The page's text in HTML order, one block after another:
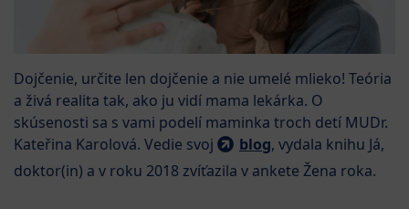
Dojčenie, určite len dojčenie a nie umelé mlieko! Teória
a živá realita tak, ako ju vidí mama lekárka. O
skúsenosti sa s vami podelí maminka troch detí MUDr.
Kateřina Karolová. Vedie svoj
blog, vydala knihu Já,
doktor(in) a v roku 2018 zvíťazila v ankete Žena roka.